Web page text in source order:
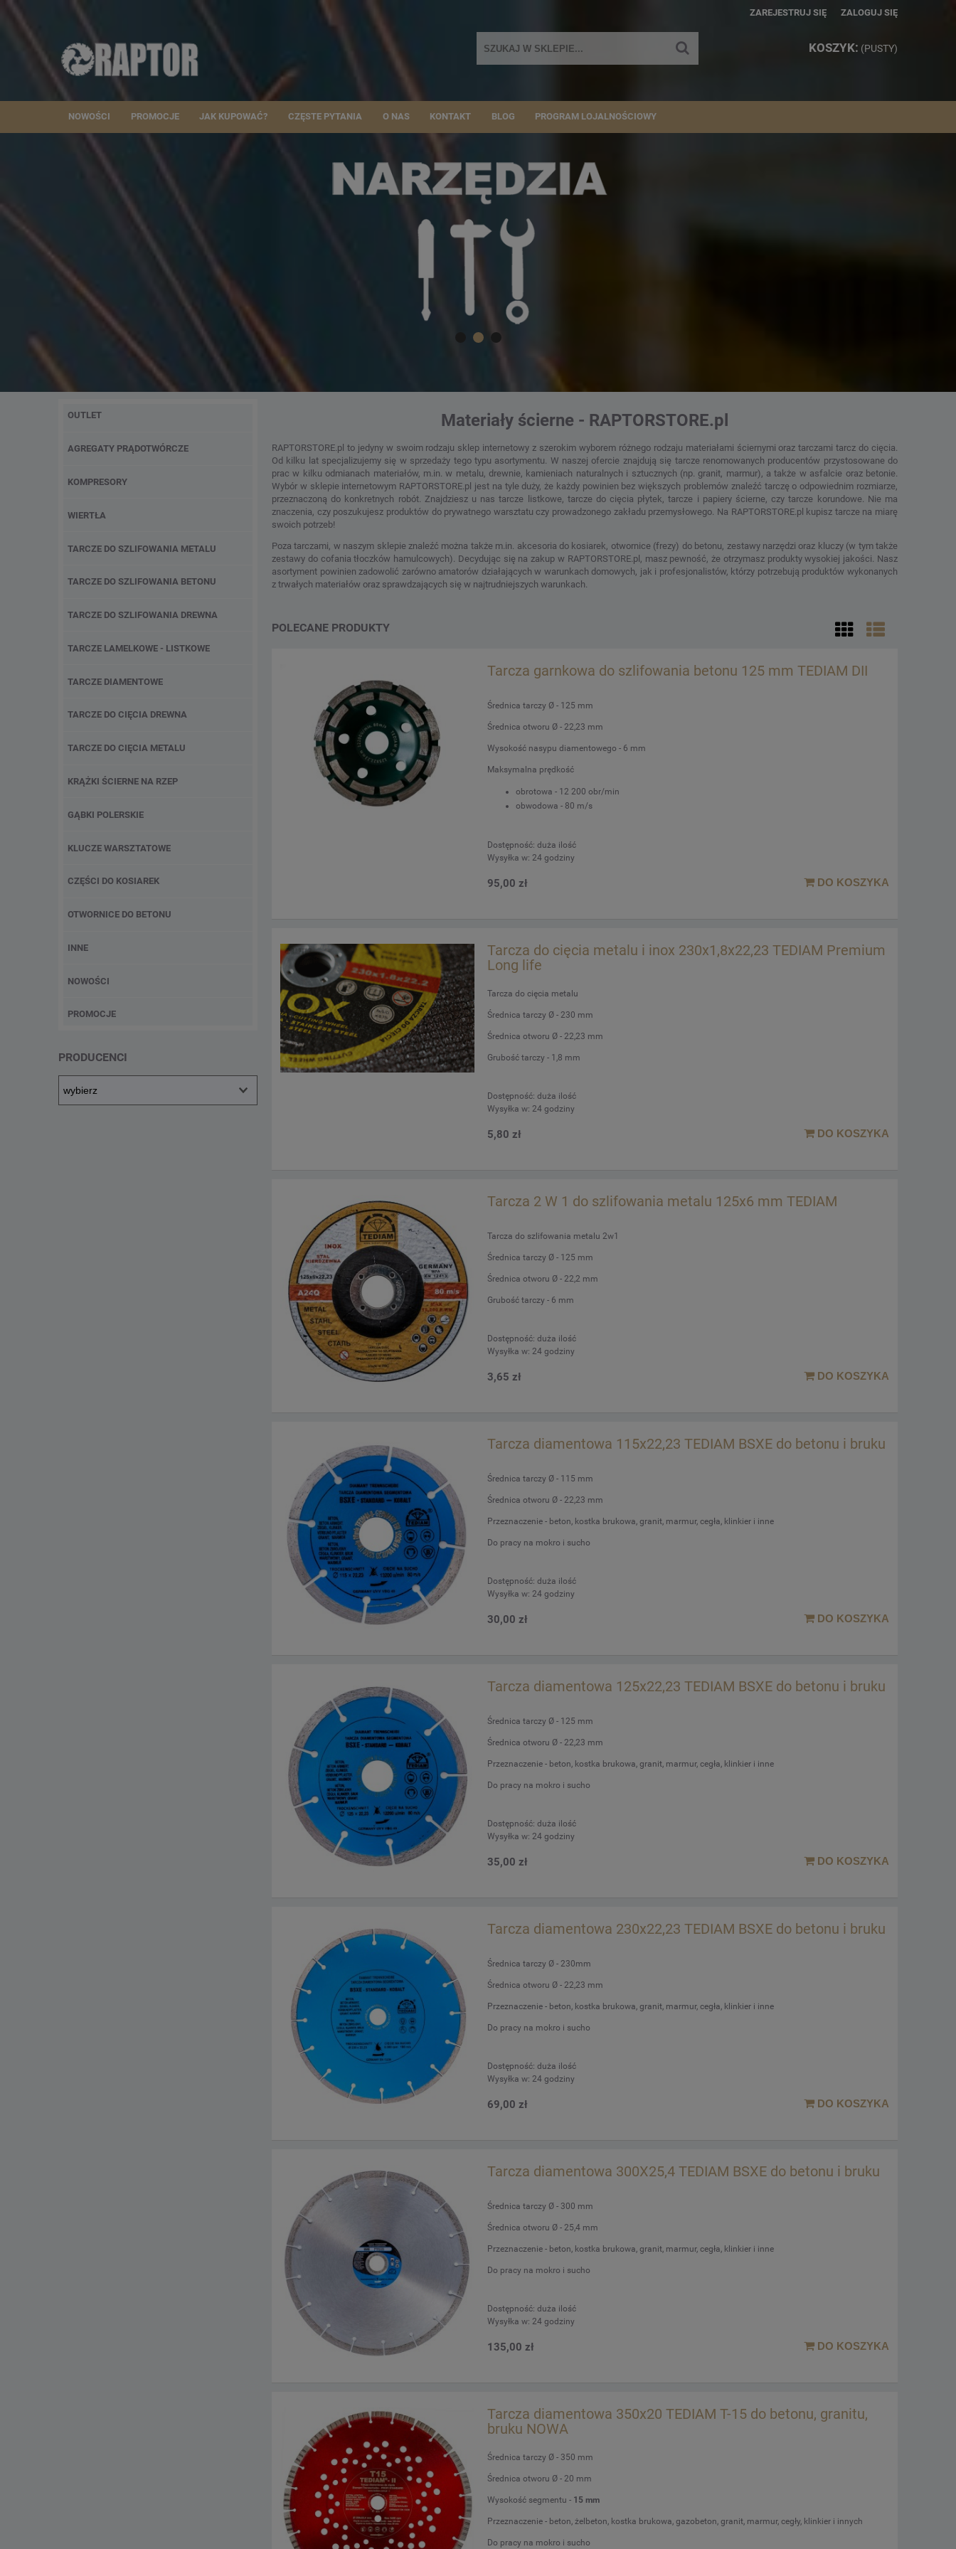
ZAREJESTRUJ SIĘ ZALOGUJ SIĘ
KOSZYK: (PUSTY)
NOWOŚCI PROMOCJE JAK KUPOWAĆ? CZĘSTE PYTANIA O NAS KONTAKT BLOG PROGRAM LOJALNOŚCIOWY
OUTLET
AGREGATY PRĄDOTWÓRCZE
KOMPRESORY
WIERTŁA
TARCZE DO SZLIFOWANIA METALU
TARCZE DO SZLIFOWANIA BETONU
TARCZE DO SZLIFOWANIA DREWNA
TARCZE LAMELKOWE - LISTKOWE
TARCZE DIAMENTOWE
TARCZE DO CIĘCIA DREWNA
TARCZE DO CIĘCIA METALU
KRĄŻKI ŚCIERNE NA RZEP
GĄBKI POLERSKIE
KLUCZE WARSZTATOWE
CZĘŚCI DO KOSIAREK
OTWORNICE DO BETONU
INNE
NOWOŚCI
PROMOCJE
PRODUCENCI
Materiały ścierne - RAPTORSTORE.pl
RAPTORSTORE.pl to jedyny w swoim rodzaju sklep internetowy z szerokim wyborem różnego rodzaju materiałami ściernymi oraz tarczami tarcz do cięcia.
Od kilku lat specjalizujemy się w sprzedaży tego typu asortymentu. W naszej ofercie znajdują się tarcze renomowanych producentów przystosowane do
prac w kilku odmianach materiałów, m.in. w metalu, drewnie, kamieniach naturalnych i sztucznych (np. granit, marmur), a także w asfalcie oraz betonie.
Wybór w sklepie internetowym RAPTORSTORE.pl jest na tyle duży, że każdy powinien bez większych problemów znaleźć tarczę o odpowiednim rozmiarze,
przeznaczoną do konkretnych robót. Znajdziesz u nas tarcze listkowe, tarcze do cięcia płytek, tarcze i papiery ścierne, czy tarcze korundowe. Nie ma
znaczenia, czy poszukujesz produktów do prywatnego warsztatu czy prowadzonego zakładu przemysłowego. Na RAPTORSTORE.pl kupisz tarcze na miarę
swoich potrzeb!
Poza tarczami, w naszym sklepie znaleźć można także m.in. akcesoria do kosiarek, otwornice (frezy) do betonu, zestawy narzędzi oraz kluczy (w tym także
zestawy do cofania tłoczków hamulcowych). Decydując się na zakup w RAPTORSTORE.pl, masz pewność, że otrzymasz produkty wysokiej jakości. Nasz
asortyment powinien zadowolić zarówno amatorów działających w warunkach domowych, jak i profesjonalistów, którzy potrzebują produktów wykonanych
z trwałych materiałów oraz sprawdzających się w najtrudniejszych warunkach.
POLECANE PRODUKTY
Tarcza garnkowa do szlifowania betonu 125 mm TEDIAM DII
Średnica tarczy Ø - 125 mm
Średnica otworu Ø - 22,23 mm
Wysokość nasypu diamentowego - 6 mm
Maksymalna prędkość
obrotowa - 12 200 obr/min
obwodowa - 80 m/s
Dostępność: duża ilość
Wysyłka w: 24 godziny
95,00 zł DO KOSZYKA
Tarcza do cięcia metalu i inox 230x1,8x22,23 TEDIAM Premium
Long life
Tarcza do cięcia metalu
Średnica tarczy Ø - 230 mm
Średnica otworu Ø - 22,23 mm
Grubość tarczy - 1,8 mm
Dostępność: duża ilość
Wysyłka w: 24 godziny
5,80 zł DO KOSZYKA
Tarcza 2 W 1 do szlifowania metalu 125x6 mm TEDIAM
Tarcza do szlifowania metalu 2w1
Średnica tarczy Ø - 125 mm
Średnica otworu Ø - 22,2 mm
Grubość tarczy - 6 mm
Dostępność: duża ilość
Wysyłka w: 24 godziny
3,65 zł DO KOSZYKA
Tarcza diamentowa 115x22,23 TEDIAM BSXE do betonu i bruku
Średnica tarczy Ø - 115 mm
Średnica otworu Ø - 22,23 mm
Przeznaczenie - beton, kostka brukowa, granit, marmur, cegła, klinkier i inne
Do pracy na mokro i sucho
Dostępność: duża ilość
Wysyłka w: 24 godziny
30,00 zł DO KOSZYKA
Tarcza diamentowa 125x22,23 TEDIAM BSXE do betonu i bruku
Średnica tarczy Ø - 125 mm
Średnica otworu Ø - 22,23 mm
Przeznaczenie - beton, kostka brukowa, granit, marmur, cegła, klinkier i inne
Do pracy na mokro i sucho
Dostępność: duża ilość
Wysyłka w: 24 godziny
35,00 zł DO KOSZYKA
Tarcza diamentowa 230x22,23 TEDIAM BSXE do betonu i bruku
Średnica tarczy Ø - 230mm
Średnica otworu Ø - 22,23 mm
Przeznaczenie - beton, kostka brukowa, granit, marmur, cegła, klinkier i inne
Do pracy na mokro i sucho
Dostępność: duża ilość
Wysyłka w: 24 godziny
69,00 zł DO KOSZYKA
Tarcza diamentowa 300X25,4 TEDIAM BSXE do betonu i bruku
Średnica tarczy Ø - 300 mm
Średnica otworu Ø - 25,4 mm
Przeznaczenie - beton, kostka brukowa, granit, marmur, cegła, klinkier i inne
Do pracy na mokro i sucho
Dostępność: duża ilość
Wysyłka w: 24 godziny
135,00 zł DO KOSZYKA
Tarcza diamentowa 350x20 TEDIAM T-15 do betonu, granitu,
bruku NOWA
Średnica tarczy Ø - 350 mm
Średnica otworu Ø - 20 mm
Wysokość segmentu - 15 mm
Przeznaczenie - beton, żelbeton, kostka brukowa, gazobeton, granit, marmur, cegły, klinkier i innych
Do pracy na mokro i sucho